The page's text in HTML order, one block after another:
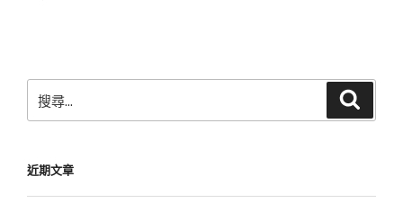
尋
字:
近期文章